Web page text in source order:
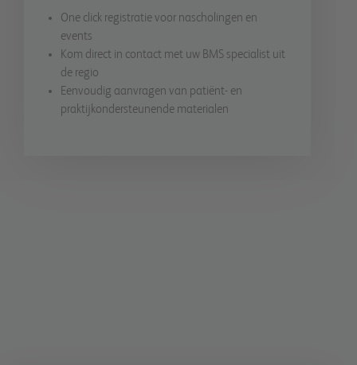
One click registratie voor nascholingen en
events
Kom direct in contact met uw BMS specialist uit
de regio
Eenvoudig aanvragen van patiënt- en
praktijkondersteunende materialen